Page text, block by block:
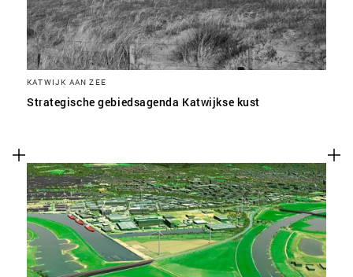
KATWIJK AAN ZEE
Strategische gebiedsagenda Katwijkse kust